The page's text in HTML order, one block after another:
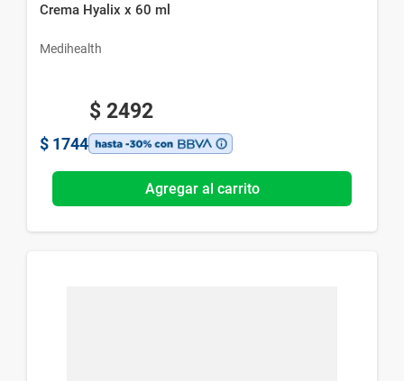
Crema Hyalix x 60 ml
Medihealth
$ 2492
$ 1744
Agregar al carrito